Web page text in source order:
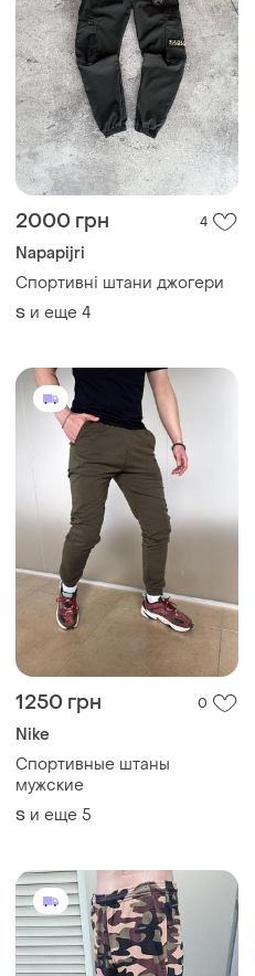
2000 грн 4
Napapijri
Спортивні штани джогери
S и еще 4
1250 грн 0
Nike
Спортивные штаны
мужские
S и еще 5